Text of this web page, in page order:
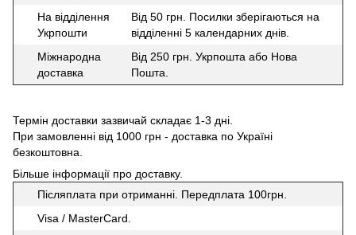
На відділення
Укрпошти
Від 50 грн. Посилки зберігаються на
відділенні 5 календарних днів.
Міжнародна
доставка
Від 250 грн. Укрпошта або Нова
Пошта.
Термін доставки зазвичай складає 1-3 дні.
При замовленні від 1000 грн - доставка по Україні
безкоштовна.
Більше інформації про доставку.
Післяплата при отриманні. Передплата 100грн.
Visa / MasterCard.